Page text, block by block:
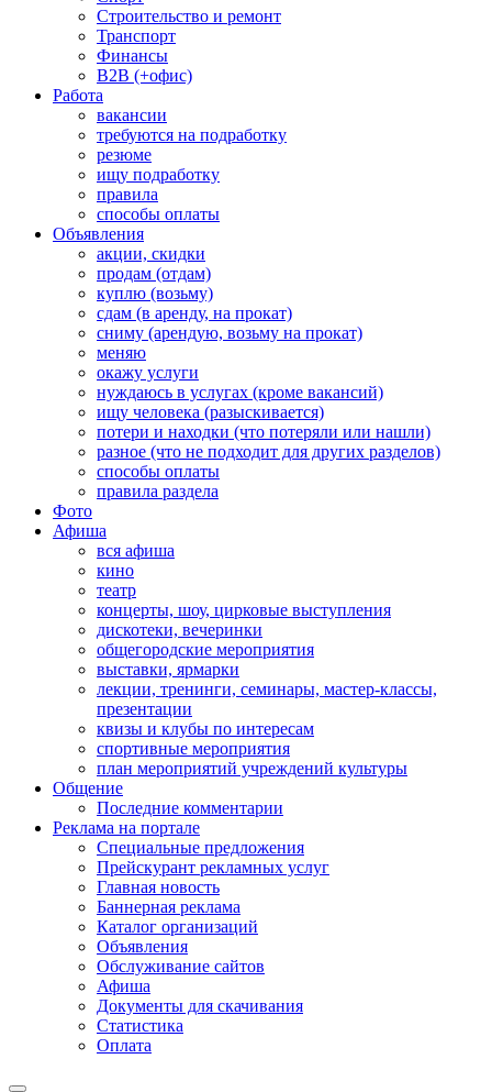
Строительство и ремонт
Транспорт
Финансы
B2B (+офис)
Работа
вакансии
требуются на подработку
резюме
ищу подработку
правила
способы оплаты
Объявления
акции, скидки
продам (отдам)
куплю (возьму)
сдам (в аренду, на прокат)
сниму (арендую, возьму на прокат)
меняю
окажу услуги
нуждаюсь в услугах (кроме вакансий)
ищу человека (разыскивается)
потери и находки (что потеряли или нашли)
разное (что не подходит для других разделов)
способы оплаты
правила раздела
Фото
Афиша
вся афиша
кино
театр
концерты, шоу, цирковые выступления
дискотеки, вечеринки
общегородские мероприятия
выставки, ярмарки
лекции, тренинги, семинары, мастер-классы,
презентации
квизы и клубы по интересам
спортивные мероприятия
план мероприятий учреждений культуры
Общение
Последние комментарии
Реклама на портале
Специальные предложения
Прейскурант рекламных услуг
Главная новость
Баннерная реклама
Каталог организаций
Объявления
Обслуживание сайтов
Афиша
Документы для скачивания
Статистика
Оплата